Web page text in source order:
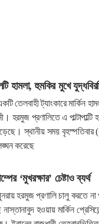
হামলা, হুমকির মুখে
তেলবাহী ট্যাংকারে মার্কিন
হরমুজ প্রণালিতে এ
স্থানীয় সময় বৃহস্পতিবার
করেছে
‘মুখরক্ষার’ চেষ্টাও ব্যর্থ
হরমুজ প্রণালি চালু করতে না
হওয়ায় মার্কিন